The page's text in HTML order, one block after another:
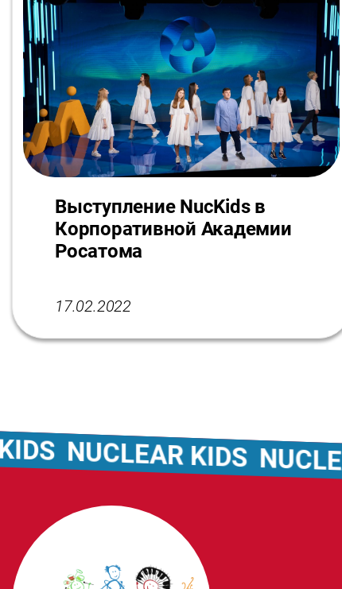
Выступление NucKids в
Корпоративной Академии
Росатома
17.02.2022
NUCLEAR KIDS